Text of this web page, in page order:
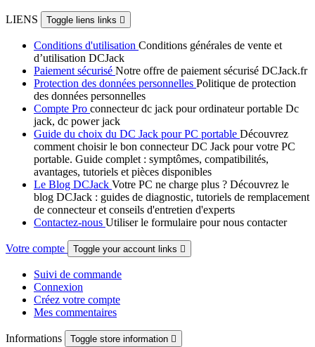
LIENS Toggle liens links 
Conditions d'utilisation Conditions générales de vente et
d’utilisation DCJack
Paiement sécurisé Notre offre de paiement sécurisé DCJack.fr
Protection des données personnelles Politique de protection
des données personnelles
Compte Pro connecteur dc jack pour ordinateur portable Dc
jack, dc power jack
Guide du choix du DC Jack pour PC portable Découvrez
comment choisir le bon connecteur DC Jack pour votre PC
portable. Guide complet : symptômes, compatibilités,
avantages, tutoriels et pièces disponibles
Le Blog DCJack Votre PC ne charge plus ? Découvrez le
blog DCJack : guides de diagnostic, tutoriels de remplacement
de connecteur et conseils d'entretien d'experts
Contactez-nous Utiliser le formulaire pour nous contacter
Votre compte Toggle your account links 
Suivi de commande
Connexion
Créez votre compte
Mes commentaires
Informations Toggle store information 